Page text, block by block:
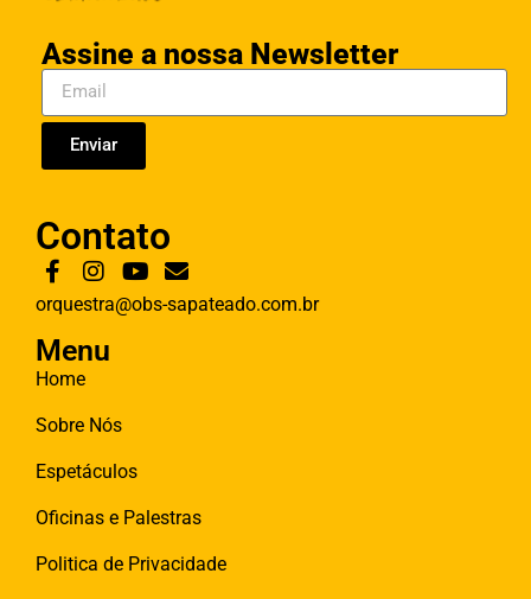
Assine a nossa Newsletter
Enviar
Contato
orquestra@obs-sapateado.com.br
Menu
Home
Sobre Nós
Espetáculos
Oficinas e Palestras
Politica de Privacidade